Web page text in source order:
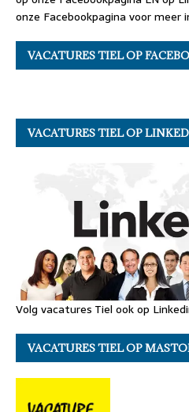
onze Facebookpagina voor meer
VACATURES TIEL OP
VACATURES TIEL OP
Volg vacatures Tiel ook op
VACATURES TIEL OP